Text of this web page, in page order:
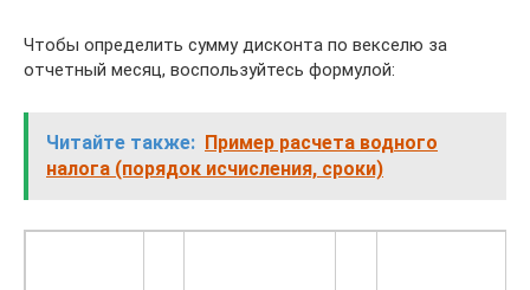
Чтобы определить сумму дисконта по векселю за
отчетный месяц, воспользуйтесь формулой:
Читайте также: Пример расчета водного
налога (порядок исчисления, сроки)